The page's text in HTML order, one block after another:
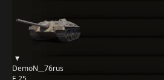
DemoN__76rus